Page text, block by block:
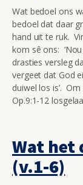
Wat bedoel ons
bedoel dat daar
hand uit te ruk.
kom sê ons:
drasties versleg
vergeet dat God
duiwel los is’.
Op.9:1-12
Wat het
(v.1-6)